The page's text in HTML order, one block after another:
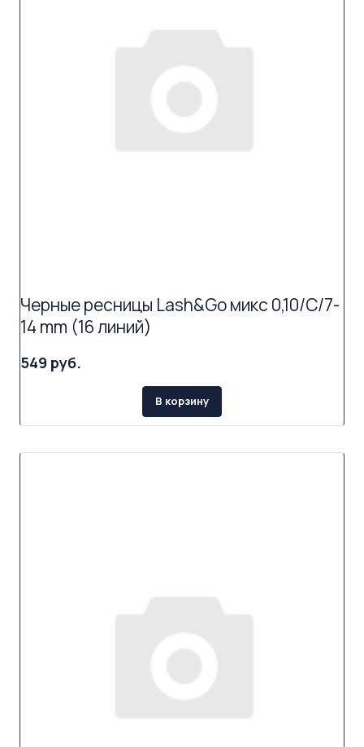
Черные ресницы Lash&Go микс 0,10/C/7-
14 mm (16 линий)
549 руб.
В корзину